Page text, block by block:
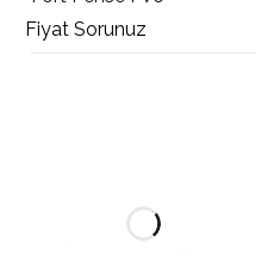
Fiyat Sorunuz